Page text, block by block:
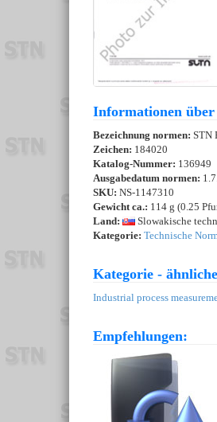
Informationen
Bezeichnung normen: STN
Zeichen: 184020
Katalog-Nummer: 136949
Ausgabedatum normen:
SKU: NS-1147310
Gewicht ca.: 114 g (0.25
Land:
Slowakische
Kategorie: Technische
Kategorie -
Industrial process
Empfehlungen: